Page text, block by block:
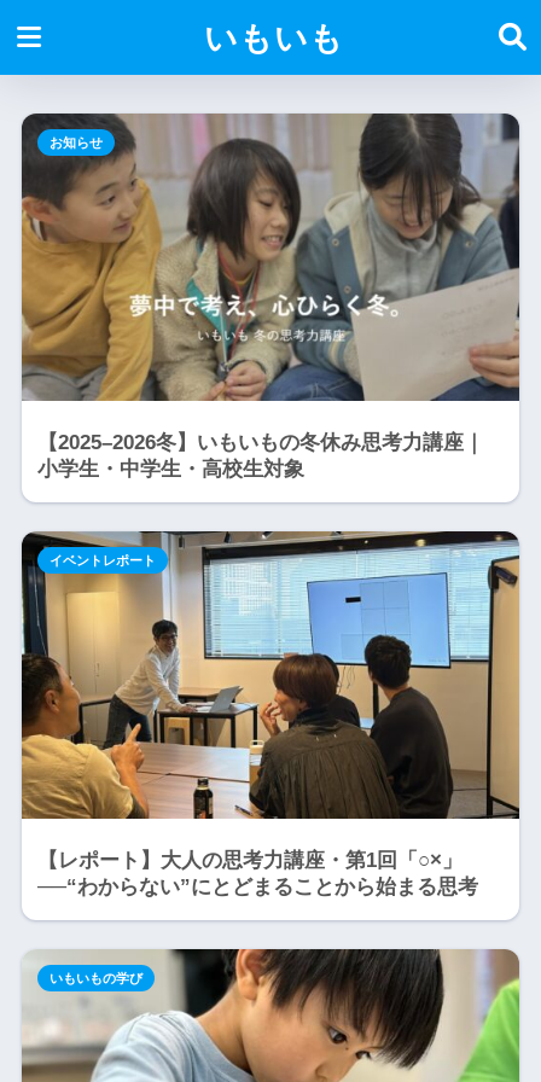
いもいも
【2025–2026冬】いもいもの冬休み思考力講座｜
小学生・中学生・高校生対象
お知らせ
【レポート】大人の思考力講座・第1回「○×」
──“わからない”にとどまることから始まる思考
イベントレポート
いもいもの学び